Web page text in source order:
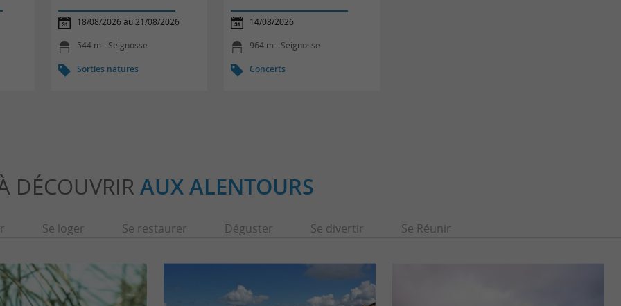
18/08/2026 au 21/08/2026
544 m - Seignosse
Sorties natures
14/08/2026
964 m - Seignosse
Concerts
DÉCOUVRIR AUX ALENTOURS
Se loger Se restaurer Déguster Se divertir Se Réunir